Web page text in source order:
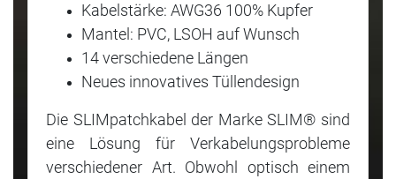
Kabelstärke: AWG36 100% Kupfer
Mantel: PVC, LSOH auf Wunsch
14 verschiedene Längen
Neues innovatives Tüllendesign
Die SLIMpatchkabel der Marke SLIM® sind
eine Lösung für Verkabelungsprobleme
verschiedener Art. Obwohl optisch einem